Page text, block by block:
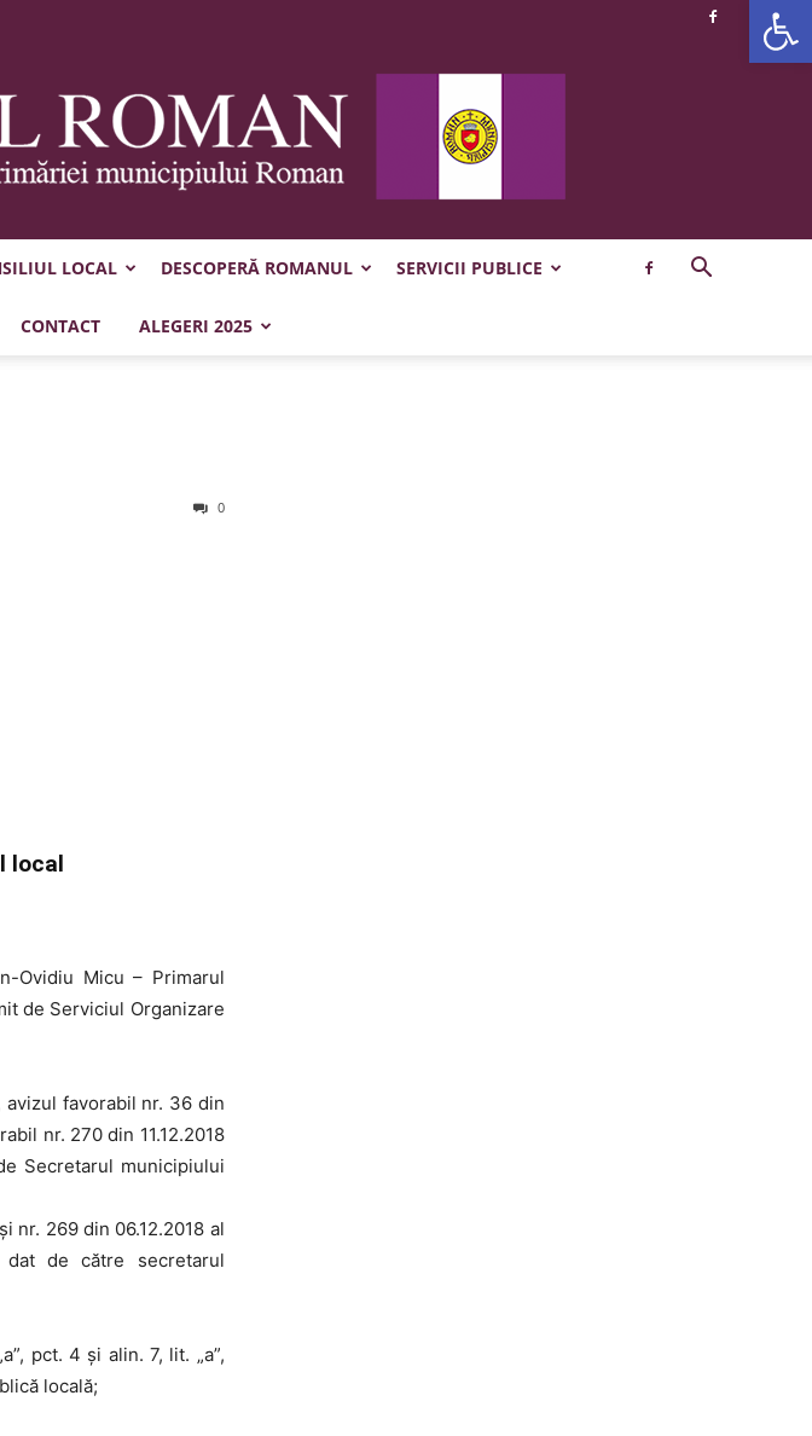
Municipiul
LOCAL DESCOPERĂ ROMANUL SERVICII PUBLICE
CONTACT ALEGERI 2025
0
local
Ovidiu Micu – Primarul
de Serviciul Organizare
avizul favorabil nr. 36 din
nr. 270 din 11.12.2018
Secretarul municipiului
nr. 269 din 06.12.2018 al
dat de către secretarul
pct. 4 și alin. 7, lit. „a”,
locală;